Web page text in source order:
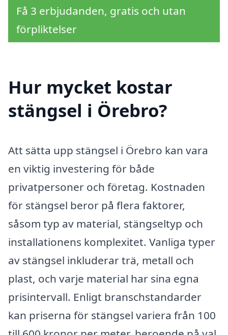
Få 3 erbjudanden, gratis och utan
förpliktelser
Hur mycket kostar
stängsel i Örebro?
Att sätta upp stängsel i Örebro kan vara
en viktig investering för både
privatpersoner och företag. Kostnaden
för stängsel beror på flera faktorer,
såsom typ av material, stängseltyp och
installationens komplexitet. Vanliga typer
av stängsel inkluderar trä, metall och
plast, och varje material har sina egna
prisintervall. Enligt branschstandarder
kan priserna för stängsel variera från 100